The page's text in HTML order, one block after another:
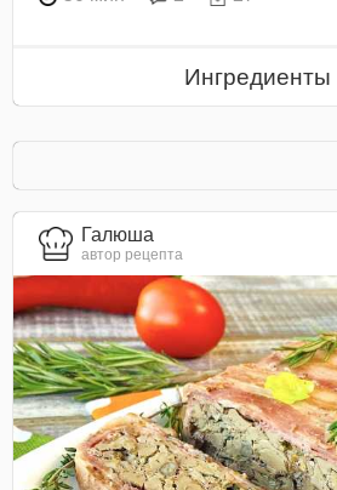
Ингредиенты
Галюша
автор рецепта